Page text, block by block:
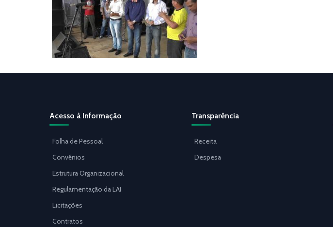
Acesso à Informação
Folha de Pessoal
Convênios
Estrutura Organizacional
Regulamentação da LAI
Licitações
Contratos
Transparência
Receita
Despesa